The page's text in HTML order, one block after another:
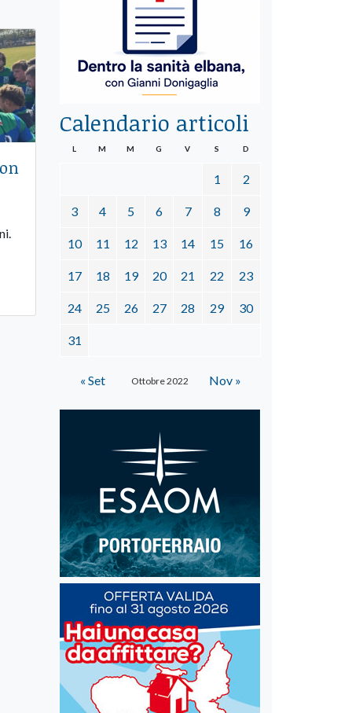
Calendario articoli
Ottobre 2022
L M M G V S D
1 2
3 4 5 6 7 8 9
10 11 12 13 14 15 16
17 18 19 20 21 22 23
24 25 26 27 28 29 30
31
« Set Nov »